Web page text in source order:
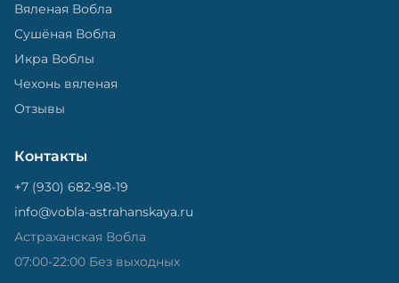
Вяленая Вобла
Сушёная Вобла
Икра Воблы
Чехонь вяленая
Отзывы
Контакты
+7 (930) 682-98-19
info@vobla-astrahanskaya.ru
Астраханская Вобла
07:00-22:00 Без выходных